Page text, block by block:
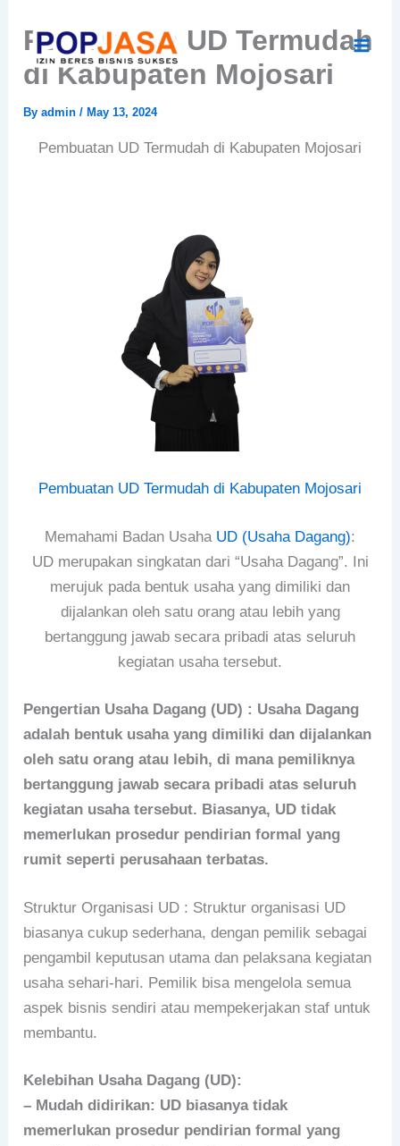
content
Pembuatan UD Termudah
di Kabupaten Mojosari
Byadmin/May 13, 2024
Pembuatan UD Termudah di Kabupaten Mojosari
Pembuatan UD Termudah di Kabupaten Mojosari
Memahami Badan Usaha UD (Usaha Dagang):
UD merupakan singkatan dari “Usaha Dagang”. Ini
merujuk pada bentuk usaha yang dimiliki dan
dijalankan oleh satu orang atau lebih yang
bertanggung jawab secara pribadi atas seluruh
kegiatan usaha tersebut.
Pengertian Usaha Dagang (UD) : Usaha Dagang
adalah bentuk usaha yang dimiliki dan dijalankan
oleh satu orang atau lebih, di mana pemiliknya
bertanggung jawab secara pribadi atas seluruh
kegiatan usaha tersebut. Biasanya, UD tidak
memerlukan prosedur pendirian formal yang
rumit seperti perusahaan terbatas.
Struktur Organisasi UD : Struktur organisasi UD
biasanya cukup sederhana, dengan pemilik sebagai
pengambil keputusan utama dan pelaksana kegiatan
usaha sehari-hari. Pemilik bisa mengelola semua
aspek bisnis sendiri atau mempekerjakan staf untuk
membantu.
Kelebihan Usaha Dagang (UD):
– Mudah didirikan: UD biasanya tidak
memerlukan prosedur pendirian formal yang